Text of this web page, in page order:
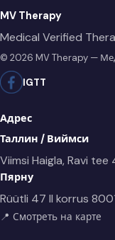
MV Therapy
Medical Verified
© 2026 MV Therapy —
IGTT
Адрес
Таллин / Виймси
Viimsi Haigla, Ravi tee
Пярну
Rüütli 47 II korrus
📍 Смотреть на карте